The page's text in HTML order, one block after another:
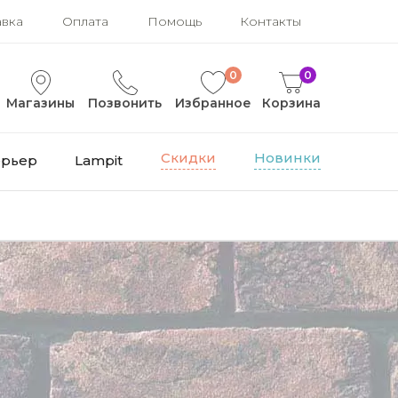
Оплата Помощь Контакты
Магазины Позвонить
0
Избранное Корзина
0
Lampit Скидки Новинки